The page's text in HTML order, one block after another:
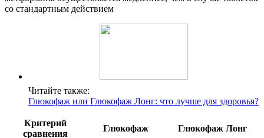
Читайте также:
Глюкофаж или Глюкофаж Лонг: что лучше для здоровья?
Критерий
сравнения
Глюкофаж
Глюкофаж Лонг